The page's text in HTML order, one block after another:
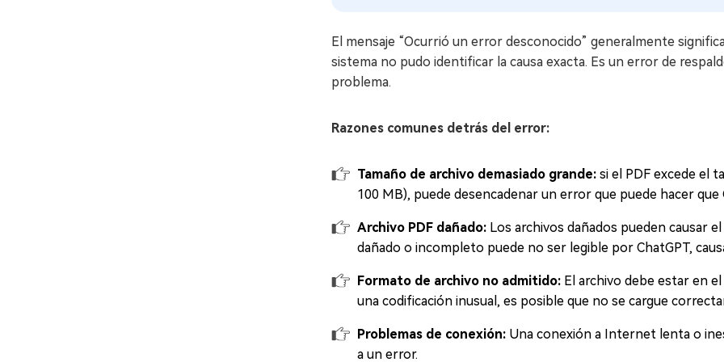
El mensaje “Ocurrió un error desconocido” generalmente
sistema no pudo identificar la causa exacta. Es un error de
problema.
Razones comunes detrás del error:
Tamaño de archivo demasiado grande: si el PDF excede el
100 MB), puede desencadenar un error que puede hacer
Archivo PDF dañado: Los archivos dañados pueden causar
dañado o incompleto puede no ser legible por ChatGPT,
Formato de archivo no admitido: El archivo debe estar en
una codificación inusual, es posible que no se cargue
Problemas de conexión: Una conexión a Internet lenta o
a un error.